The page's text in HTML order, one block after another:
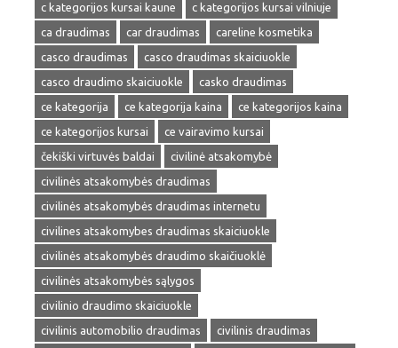
c kategorijos kursai kaune
c kategorijos kursai vilniuje
ca draudimas
car draudimas
careline kosmetika
casco draudimas
casco draudimas skaiciuokle
casco draudimo skaiciuokle
casko draudimas
ce kategorija
ce kategorija kaina
ce kategorijos kaina
ce kategorijos kursai
ce vairavimo kursai
čekiški virtuvės baldai
civilinė atsakomybė
civilinės atsakomybės draudimas
civilinės atsakomybės draudimas internetu
civilines atsakomybes draudimas skaiciuokle
civilinės atsakomybės draudimo skaičiuoklė
civilinės atsakomybės sąlygos
civilinio draudimo skaiciuokle
civilinis automobilio draudimas
civilinis draudimas